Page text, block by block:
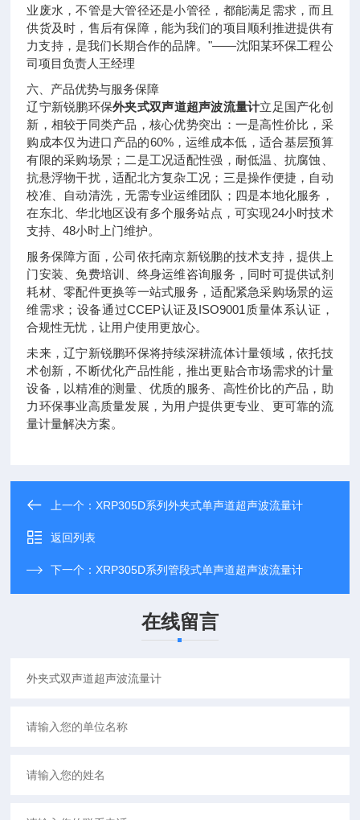
业废水，不管是大管径还是小管径，都能满足需求，而且
供货及时，售后有保障，能为我们的项目顺利推进提供有
力支持，是我们长期合作的品牌。"——沈阳某环保工程公
司项目负责人王经理
六、产品优势与服务保障
辽宁新锐鹏环保外夹式双声道超声波流量计立足国产化创
新，相较于同类产品，核心优势突出：一是高性价比，采
购成本仅为进口产品的60%，运维成本低，适合基层预算
有限的采购场景；二是工况适配性强，耐低温、抗腐蚀、
抗悬浮物干扰，适配北方复杂工况；三是操作便捷，自动
校准、自动清洗，无需专业运维团队；四是本地化服务，
在东北、华北地区设有多个服务站点，可实现24小时技术
支持、48小时上门维护。
服务保障方面，公司依托南京新锐鹏的技术支持，提供上
门安装、免费培训、终身运维咨询服务，同时可提供试剂
耗材、零配件更换等一站式服务，适配紧急采购场景的运
维需求；设备通过CCEP认证及ISO9001质量体系认证，
合规性无忧，让用户使用更放心。
未来，辽宁新锐鹏环保将持续深耕流体计量领域，依托技
术创新，不断优化产品性能，推出更贴合市场需求的计量
设备，以精准的测量、优质的服务、高性价比的产品，助
力环保事业高质量发展，为用户提供更专业、更可靠的流
量计量解决方案。
上一个：XRP305D系列外夹式单声道超声波流量计
返回列表
下一个：XRP305D系列管段式单声道超声波流量计
在线留言